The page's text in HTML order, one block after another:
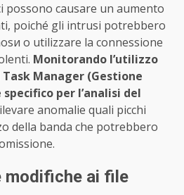
possono causare un aumento
poiché gli intrusi potrebbero
o utilizzare la connessione
Monitorando l’utilizzo
Manager (Gestione
per l’analisi del
anomalie quali picchi
della banda che potrebbero
modifiche ai file